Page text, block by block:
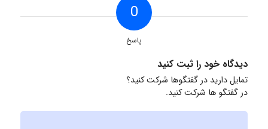
0
پاسخ
دیدگاه خود را ثبت کنید
تمایل دارید در گفتگوها شرکت کنید؟
در گفتگو ها شرکت کنید.